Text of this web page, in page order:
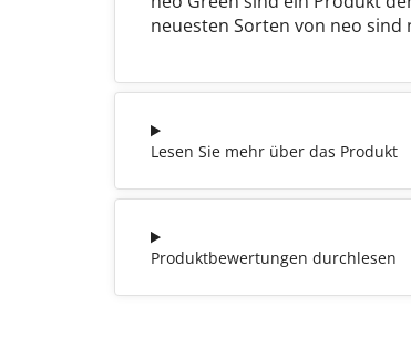
neuesten Sorten von neo sind
Lesen Sie mehr über das Produkt
Produktbewertungen durchlesen